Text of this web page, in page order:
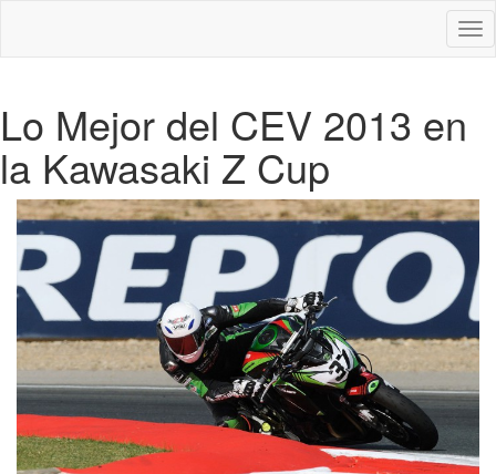
Lo Mejor del CEV 2013 en
la Kawasaki Z Cup